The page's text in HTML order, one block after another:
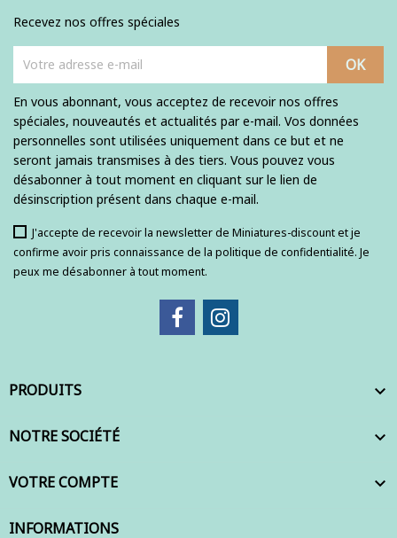
Recevez nos offres spéciales
En vous abonnant, vous acceptez de recevoir nos offres
spéciales, nouveautés et actualités par e-mail. Vos données
personnelles sont utilisées uniquement dans ce but et ne
seront jamais transmises à des tiers. Vous pouvez vous
désabonner à tout moment en cliquant sur le lien de
désinscription présent dans chaque e-mail.
J'accepte de recevoir la newsletter de Miniatures-discount et je
confirme avoir pris connaissance de la politique de confidentialité. Je
peux me désabonner à tout moment.
PRODUITS 
NOTRE SOCIÉTÉ 
VOTRE COMPTE 
INFORMATIONS